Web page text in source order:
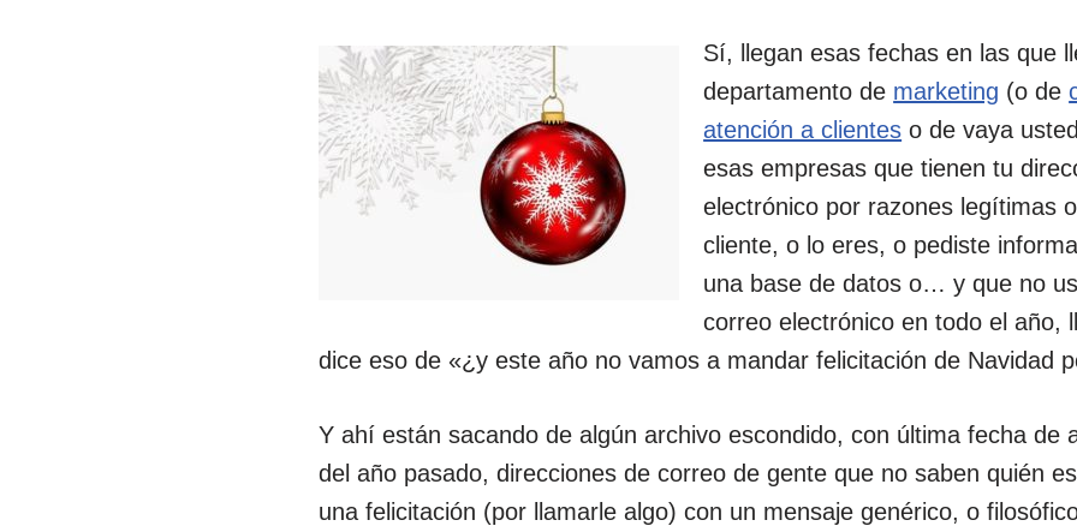
Sí, llegan esas fechas en las que
departamento de marketing (o de
atención a clientes o de vaya
esas empresas que tienen tu
electrónico por razones legítimas
cliente, o lo eres, o pediste
una base de datos o… y que no
correo electrónico en todo el año,
dice eso de «¿y este año no vamos a mandar felicitación de Navidad
Y ahí están sacando de algún archivo escondido, con última fecha de
del año pasado, direcciones de correo de gente que no saben quién
una felicitación (por llamarle algo) con un mensaje genérico, o